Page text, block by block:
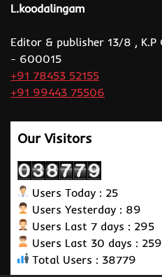
L.koodalingam
Editor & publisher 13/8 , K.P
- 600015
+91 78453 52155
+91 99443 75506
Our Visitors
Users Today : 25
Users Yesterday : 89
Users Last 7 days : 295
Users Last 30 days :
Total Users : 38779